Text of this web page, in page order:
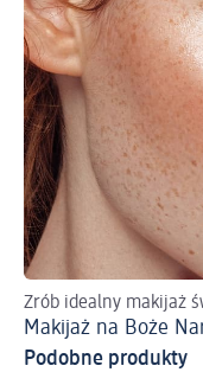
Zrób idealny makijaż
Makijaż na Boże
Podobne produkty